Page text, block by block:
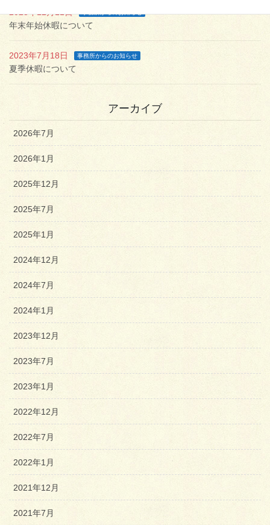
2023年12月11日 事務所からのお知らせ
年末年始休暇について
2023年7月18日 事務所からのお知らせ
夏季休暇について
アーカイブ
2026年7月
2026年1月
2025年12月
2025年7月
2025年1月
2024年12月
2024年7月
2024年1月
2023年12月
2023年7月
2023年1月
2022年12月
2022年7月
2022年1月
2021年12月
2021年7月